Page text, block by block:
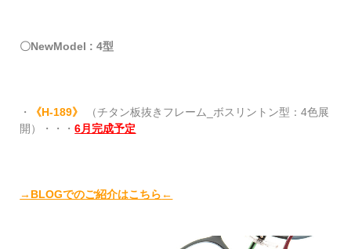
〇NewModel : 4型
・ 《H-189》
（チタン板抜きフレーム_ボスリントン型：4色展
開）・・・6月完成予定
→BLOGでのご紹介はこちら ←